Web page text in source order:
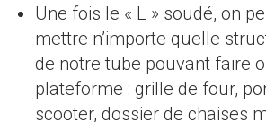
Une fois le « L » soudé, on
mettre n’importe quelle
de notre tube pouvant faire
plateforme : grille de four,
scooter, dossier de chaises